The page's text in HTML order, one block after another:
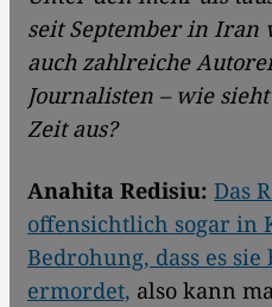
seit September in Iran
auch zahlreiche
Journalisten – wie
Zeit aus?
Anahita Redisiu: Das
offensichtlich sogar in
Bedrohung, dass es
ermordet, also kann